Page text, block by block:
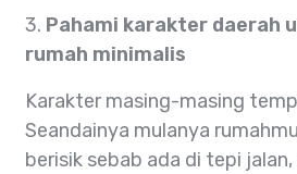
3. Pahami karakter daerah
rumah minimalis
Karakter masing-masing
Seandainya mulanya
berisik sebab ada di tepi